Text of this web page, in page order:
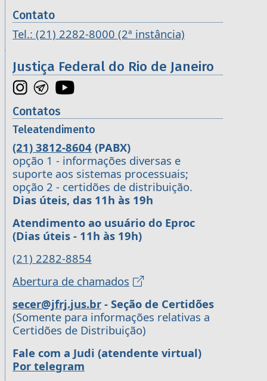
Contato
Tel.: (21) 2282-8000 (2ª instância)
Justiça Federal do Rio de Janeiro
Contatos
Teleatendimento
(21) 3812-8604 (PABX)
opção 1 - informações diversas e
suporte aos sistemas processuais;
opção 2 - certidões de distribuição.
Dias úteis, das 11h às 19h
Atendimento ao usuário do Eproc
(Dias úteis - 11h às 19h)
(21) 2282-8854
Abertura de chamados
secer@jfrj.jus.br - Seção de Certidões
(Somente para informações relativas a
Certidões de Distribuição)
Fale com a Judi (atendente virtual)
Por telegram